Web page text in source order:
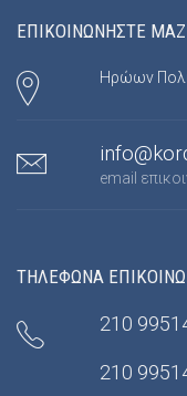
ΕΠΙΚΟΙΝΩΝΗΣΤΕ
Ηρώων
email
ΤΗΛΕΦΩΝΑ
210
210